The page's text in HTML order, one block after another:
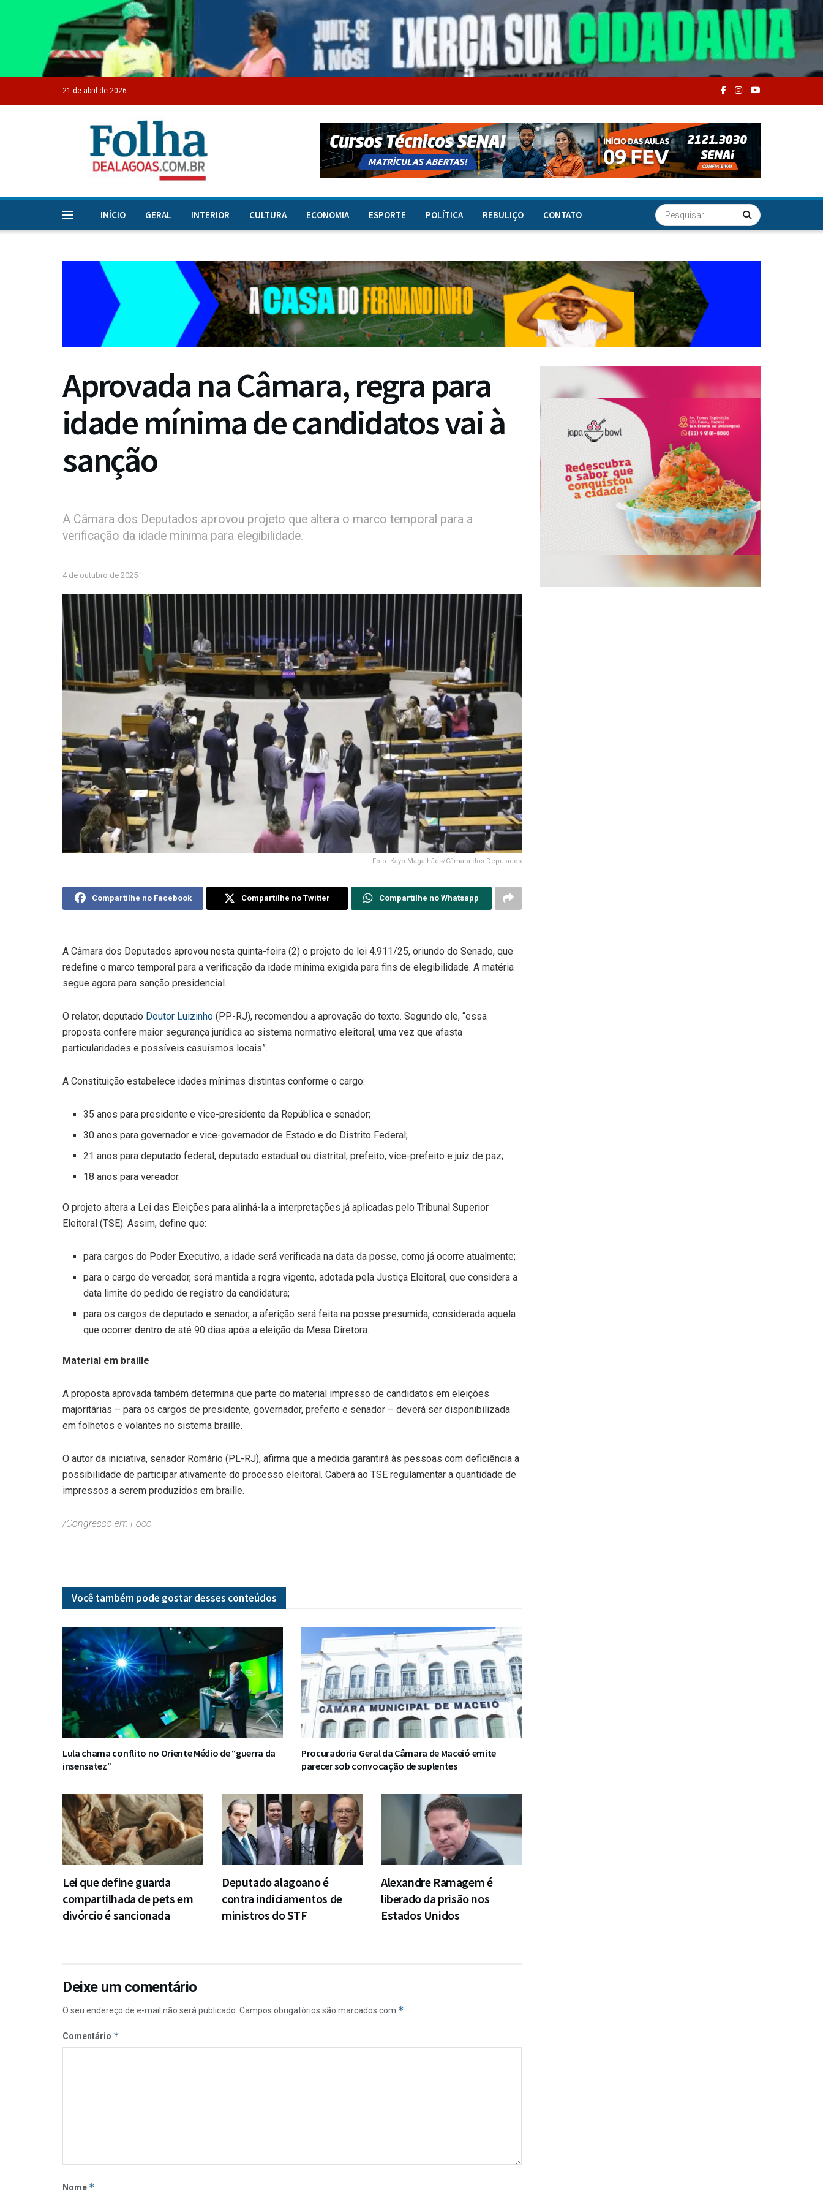
21 de abril de 2026
INÍCIO GERAL INTERIOR CULTURA ECONOMIA ESPORTE POLÍTICA REBULIÇO CONTATO
Aprovada na Câmara, regra para
idade mínima de candidatos vai à
sanção
A Câmara dos Deputados aprovou projeto que altera o marco temporal para a
verificação da idade mínima para elegibilidade.
4 de outubro de 2025
Foto: Kayo Magalhães/Câmara dos Deputados
Compartilhe no Facebook Compartilhe no Twitter Compartilhe no Whatsapp
A Câmara dos Deputados aprovou nesta quinta-feira (2) o projeto de lei 4.911/25, oriundo do Senado, que
redefine o marco temporal para a verificação da idade mínima exigida para fins de elegibilidade. A matéria
segue agora para sanção presidencial.
O relator, deputado Doutor Luizinho (PP-RJ), recomendou a aprovação do texto. Segundo ele, “essa
proposta confere maior segurança jurídica ao sistema normativo eleitoral, uma vez que afasta
particularidades e possíveis casuísmos locais”.
A Constituição estabelece idades mínimas distintas conforme o cargo:
35 anos para presidente e vice-presidente da República e senador;
30 anos para governador e vice-governador de Estado e do Distrito Federal;
21 anos para deputado federal, deputado estadual ou distrital, prefeito, vice-prefeito e juiz de paz;
18 anos para vereador.
O projeto altera a Lei das Eleições para alinhá-la a interpretações já aplicadas pelo Tribunal Superior
Eleitoral (TSE). Assim, define que:
para cargos do Poder Executivo, a idade será verificada na data da posse, como já ocorre atualmente;
para o cargo de vereador, será mantida a regra vigente, adotada pela Justiça Eleitoral, que considera a
data limite do pedido de registro da candidatura;
para os cargos de deputado e senador, a aferição será feita na posse presumida, considerada aquela
que ocorrer dentro de até 90 dias após a eleição da Mesa Diretora.
Material em braille
A proposta aprovada também determina que parte do material impresso de candidatos em eleições
majoritárias – para os cargos de presidente, governador, prefeito e senador – deverá ser disponibilizada
em folhetos e volantes no sistema braille.
O autor da iniciativa, senador Romário (PL-RJ), afirma que a medida garantirá às pessoas com deficiência a
possibilidade de participar ativamente do processo eleitoral. Caberá ao TSE regulamentar a quantidade de
impressos a serem produzidos em braille.
/Congresso em Foco
Você também pode gostar desses conteúdos
Lula chama conflito no Oriente Médio de “guerra da
insensatez”
Procuradoria Geral da Câmara de Maceió emite
parecer sob convocação de suplentes
Lei que define guarda
compartilhada de pets em
divórcio é sancionada
Deputado alagoano é
contra indiciamentos de
ministros do STF
Alexandre Ramagem é
liberado da prisão nos
Estados Unidos
Deixe um comentário
O seu endereço de e-mail não será publicado. Campos obrigatórios são marcados com *
Comentário *
Nome *